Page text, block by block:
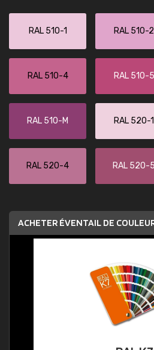
RAL 510-1 RAL 510-2
RAL 510-4 RAL 510-5
RAL 510-M RAL 520-1
RAL 520-4 RAL 520-5
ACHETER ÉVENTAIL DE